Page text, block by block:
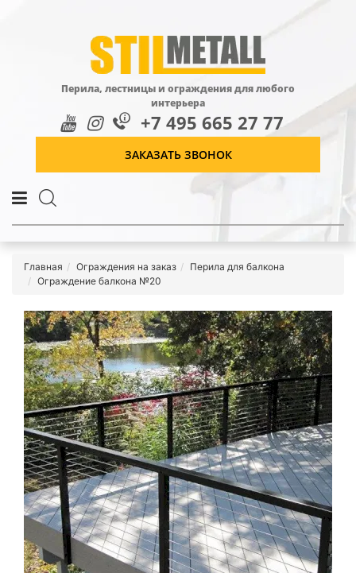
Перила, лестницы и ограждения для любого
интерьера
+7 495 665 27 77
ЗАКАЗАТЬ ЗВОНОК
Главная Ограждения на заказ
Перила для балкона
Ограждение балкона №20